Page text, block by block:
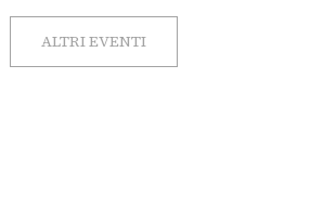
ALTRI EVENTI